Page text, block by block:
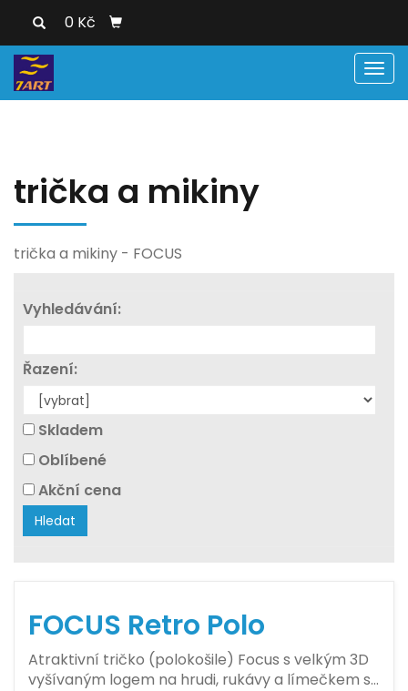
0 Kč
trička a mikiny
trička a mikiny - FOCUS
Vyhledávání:
Řazení:
Skladem
Oblíbené
Akční cena
Hledat
FOCUS Retro Polo
Atraktivní tričko (polokošile) Focus s velkým 3D
vyšívaným logem na hrudi, rukávy a límečkem s…